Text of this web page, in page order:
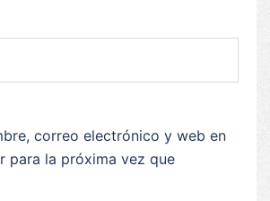
correo electrónico y web en
para la próxima vez que